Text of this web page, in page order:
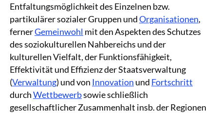
Entfaltungsmöglichkeit des Einzelnen bzw.
partikulärer sozialer Gruppen undOrganisationen,
fernerGemeinwohl mit den Aspekten des Schutzes
des soziokulturellen Nahbereichs und der
kulturellen Vielfalt, der Funktionsfähigkeit,
Effektivität und Effizienz der Staatsverwaltung
(Verwaltung) und von Innovation und Fortschritt
durchWettbewerbsowie schließlich
gesellschaftlicher Zusammenhalt insb. der Regionen